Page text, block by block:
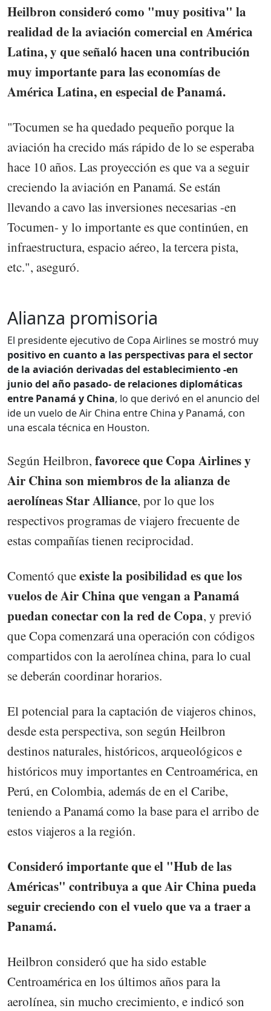
Heilbron consideró como "muy positiva" la
realidad de la aviación comercial en América
Latina, y que señaló hacen una contribución
muy importante para las economías de
América Latina, en especial de Panamá.
"Tocumen se ha quedado pequeño porque la
aviación ha crecido más rápido de lo se esperaba
hace 10 años. Las proyección es que va a seguir
creciendo la aviación en Panamá. Se están
llevando a cavo las inversiones necesarias -en
Tocumen- y lo importante es que continúen, en
infraestructura, espacio aéreo, la tercera pista,
etc.", aseguró.
Alianza promisoria
El presidente ejecutivo de Copa Airlines se mostró muy
positivo en cuanto a las perspectivas para el sector
de la aviación derivadas del establecimiento -en
junio del año pasado- de relaciones diplomáticas
entre Panamá y China, lo que derivó en el anuncio del
ide un vuelo de Air China entre China y Panamá, con
una escala técnica en Houston.
Según Heilbron, favorece que Copa Airlines y
Air China son miembros de la alianza de
aerolíneas Star Alliance, por lo que los
respectivos programas de viajero frecuente de
estas compañías tienen reciprocidad.
Comentó queexiste la posibilidad es que los
vuelos de Air China que vengan a Panamá
puedan conectar con la red de Copa, y previó
que Copa comenzará una operación con códigos
compartidos con la aerolínea china, para lo cual
se deberán coordinar horarios.
El potencial para la captación de viajeros chinos,
desde esta perspectiva, son según Heilbron
destinos naturales, históricos, arqueológicos e
históricos muy importantes en Centroamérica, en
Perú, en Colombia, además de en el Caribe,
teniendo a Panamá como la base para el arribo de
estos viajeros a la región.
Consideró importante que el "Hub de las
Américas" contribuya a que Air China pueda
seguir creciendo con el vuelo que va a traer a
Panamá.
Heilbron consideró que ha sido estable
Centroamérica en los últimos años para la
aerolínea, sin mucho crecimiento, e indicó son